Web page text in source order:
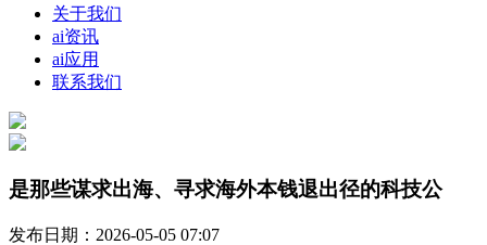
关于我们
ai资讯
ai应用
联系我们
是那些谋求出海、寻求海外本钱退出径的科技公
发布日期：2026-05-05 07:07